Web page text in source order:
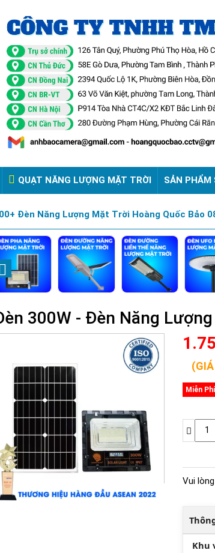
QUẠT NĂNG LƯỢNG MẶT TRỜI SẢN PHẨM
Đèn Năng Lượng Mặt Trời Hoàng Quốc Bảo
300W - Đèn Năng
Miễn
Vui
Khu